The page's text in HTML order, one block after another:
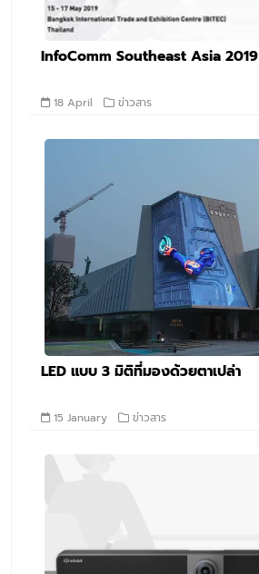
InfoComm Southeast Asia 2019
18 April ข่าวสาร
LED แบบ 3 มิติที่มองด้วยตาเปล่า
15 January ข่าวสาร